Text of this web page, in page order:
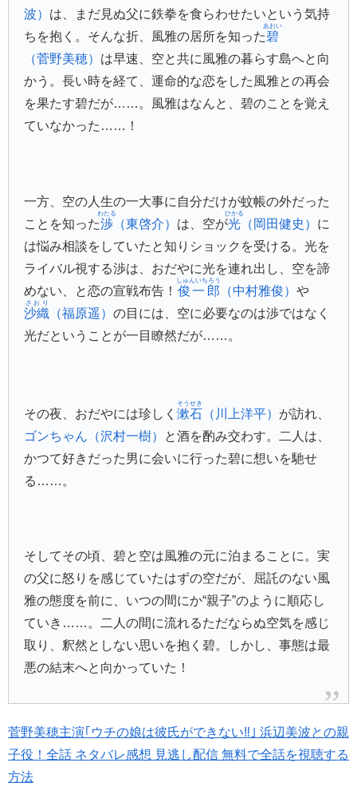
波） は、まだ見ぬ父に鉄拳を食らわせたいという気持
ちを抱く。そんな折、風雅の居所を知った碧
あおい
（菅野美穂） は早速、空と共に風雅の暮らす島へと向
かう。長い時を経て、運命的な恋をした風雅との再会
を果たす碧だが……。風雅はなんと、碧のことを覚え
ていなかった……！
一方、空の人生の一大事に自分だけが蚊帳の外だった
ことを知った渉
わたる
（東啓介） は、空が光
ひかる
（岡田健史） に
は悩み相談をしていたと知りショックを受ける。光を
ライバル視する渉は、おだやに光を連れ出し、空を諦
めない、と恋の宣戦布告！ 俊一郎
しゅんいちろう
（中村雅俊）や
沙織
さおり
（福原遥）の目には、空に必要なのは渉ではなく
光だということが一目瞭然だが……。
その夜、おだやには珍しく漱石
そうせき
（川上洋平） が訪れ、
ゴンちゃん（沢村一樹）
と酒を酌み交わす。二人は、
かつて好きだった男に会いに行った碧に想いを馳せ
る……。
そしてその頃、碧と空は風雅の元に泊まることに。実
の父に怒りを感じていたはずの空だが、屈託のない風
雅の態度を前に、いつの間にか“親子”のように順応し
ていき……。二人の間に流れるただならぬ空気を感じ
取り、釈然としない思いを抱く碧。しかし、事態は最
悪の結末へと向かっていた！
菅野美穂主演｢ウチの娘は彼氏ができない‼｣ 浜辺美波との親
子役！全話 ネタバレ感想 見逃し配信 無料で全話を視聴する
方法